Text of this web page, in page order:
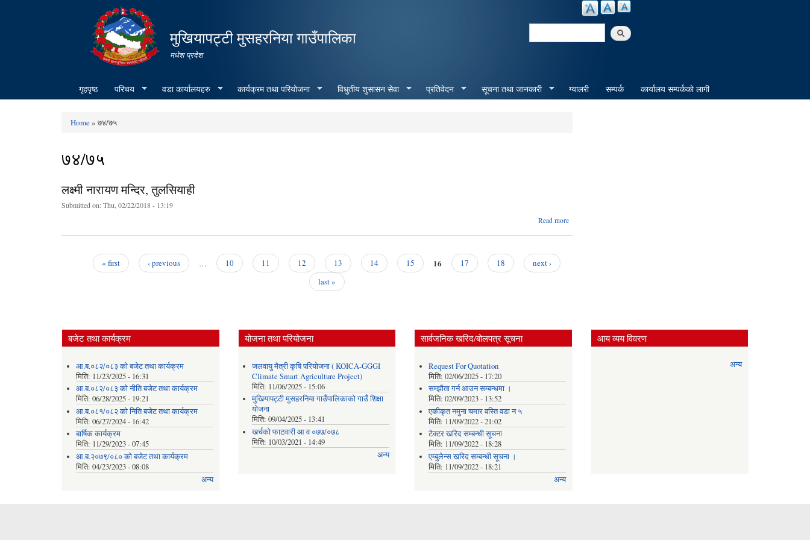
मुखियापट्टी मुसहरनिया गाउँपालिका
मधेश प्रदेश
Search
गृहपृष्ठ परिचय वडा कार्यालयहरु कार्यक्रम तथा परियोजना विधुतीय शुसासन सेवा प्रतिवेदन सूचना तथा जानकारी ग्यालरी सम्पर्क कार्यालय सम्पर्ककाे लागी
Home» ७४/७५
७४/७५
लक्ष्मी नारायण मन्दिर, तुलसियाही
Submitted on:Thu, 02/22/2018 - 13:19
Read more
« first ‹ previous … 10 11 12 13 14 15 16 17 18
next ›
last »
बजेट तथा कार्यक्रम
आ.ब.०८२/०८३ को बजेट तथा कार्यक्रम
मिति: 11/23/2025 - 16:31
आ.ब.०८२/०८३ को नीति बजेट तथा कार्यक्रम
मिति: 06/28/2025 - 19:21
आ.ब.०८१/०८२ को निति बजेट तथा कार्यक्रम
मिति: 06/27/2024 - 16:42
बार्षिक कार्यक्रम
मिति: 11/29/2023 - 07:45
आ.ब.२०७९/०८० को बजेट तथा कार्यक्रम
मिति: 04/23/2023 - 08:08
अन्य
योजना तथा परियोजना
जलवायु मैत्री कृषि परियोजना ( KOICA-GGGI
Climate Smart Agriculture Project)
मिति: 11/06/2025 - 15:06
मुखियापट्टी मुसहरनिया गाउँपालिकाको गाउँ शिक्षा
योजना
मिति:09/04/2025 - 13:41
खर्चकाे फाटवारी आ व ०७७/०७८
मिति: 10/03/2021 - 14:49
अन्य
सार्वजनिक खरिद/बोलपत्र सूचना
Request For Quotation
मिति: 02/06/2025 - 17:20
सम्झौता गर्न आउन सम्बन्धमा ।
मिति: 02/09/2023 - 13:52
एकीकृत नमुना चमार वस्ति वडा न ५
मिति: 11/09/2022 - 21:02
टेक्टर खरिद सम्बन्धी सूचना
मिति: 11/09/2022 - 18:28
एम्बुलेन्स खरिद सम्बन्धी सूचना ।
मिति: 11/09/2022 - 18:21
अन्य
आय व्यय विवरण
अन्य